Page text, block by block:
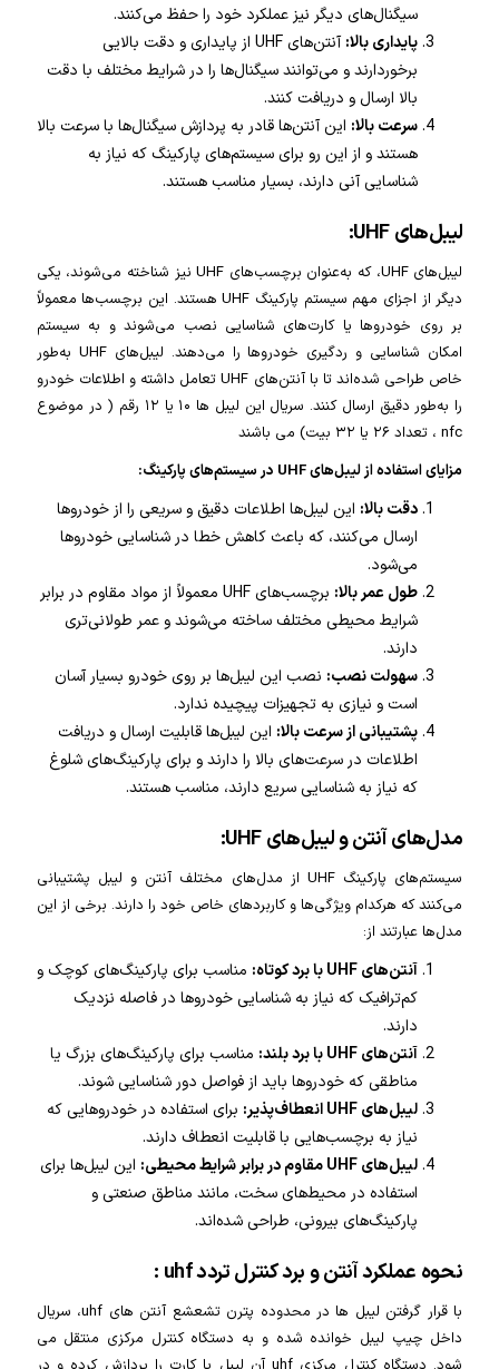
سیگنال‌های دیگر نیز عملکرد خود را حفظ می‌کنند.
پایداری بالا:
آنتن‌های UHF از پایداری و دقت بالایی
برخوردارند و می‌توانند سیگنال‌ها را در شرایط مختلف با دقت
بالا ارسال و دریافت کنند.
سرعت بالا: این آنتن‌ها قادر به پردازش سیگنال‌ها با سرعت بالا
هستند و از این رو برای سیستم‌های پارکینگ که نیاز به
شناسایی آنی دارند، بسیار مناسب هستند.
لیبل‌های UHF:
لیبل‌های UHF، که به‌عنوان برچسب‌های UHF نیز شناخته می‌شوند، یکی
دیگر از اجزای مهم سیستم پارکینگ UHF هستند. این برچسب‌ها معمولاً
بر روی خودروها یا کارت‌های شناسایی نصب می‌شوند و به سیستم
امکان شناسایی و ردگیری خودروها را می‌دهند. لیبل‌های UHF به‌طور
خاص طراحی شده‌اند تا با آنتن‌های UHF تعامل داشته و اطلاعات خودرو
را به‌طور دقیق ارسال کنند. سریال این لیبل ها ۱۰ یا ۱۲ رقم ( در موضوع
nfc ، تعداد ۲۶ یا ۳۲ بیت) می باشند
مزایای استفاده از لیبل‌های UHF در سیستم‌های پارکینگ:
دقت بالا: این لیبل‌ها اطلاعات دقیق و سریعی را از خودروها
ارسال می‌کنند، که باعث کاهش خطا در شناسایی خودروها
می‌شود.
طول عمر بالا:
برچسب‌های UHF معمولاً از مواد مقاوم در برابر
شرایط محیطی مختلف ساخته می‌شوند و عمر طولانی‌تری
دارند.
سهولت نصب: نصب این لیبل‌ها بر روی خودرو بسیار آسان
است و نیازی به تجهیزات پیچیده ندارد.
پشتیبانی از سرعت بالا: این لیبل‌ها قابلیت ارسال و دریافت
اطلاعات در سرعت‌های بالا را دارند و برای پارکینگ‌های شلوغ
که نیاز به شناسایی سریع دارند، مناسب هستند.
مدل‌های آنتن و لیبل‌های UHF:
سیستم‌های پارکینگ UHF از مدل‌های مختلف آنتن و لیبل پشتیبانی
می‌کنند که هرکدام ویژگی‌ها و کاربردهای خاص خود را دارند. برخی از این
مدل‌ها عبارتند از:
آنتن‌های UHF با برد کوتاه:
مناسب برای پارکینگ‌های کوچک و
کم‌ترافیک که نیاز به شناسایی خودروها در فاصله نزدیک
دارند.
آنتن‌های UHF با برد بلند:
مناسب برای پارکینگ‌های بزرگ یا
مناطقی که خودروها باید از فواصل دور شناسایی شوند.
لیبل‌های UHF انعطاف‌پذیر:
برای استفاده در خودروهایی که
نیاز به برچسب‌هایی با قابلیت انعطاف دارند.
لیبل‌های UHF مقاوم در برابر شرایط محیطی:
این لیبل‌ها برای
استفاده در محیط‌های سخت، مانند مناطق صنعتی و
پارکینگ‌های بیرونی، طراحی شده‌اند.
نحوه عملکرد آنتن و برد کنترل تردد uhf :
با قرار گرفتن لیبل ها در محدوده پترن تشعشع آنتن های uhf، سریال
داخل چیپ لیبل خوانده شده و به دستگاه کنترل مرکزی منتقل می